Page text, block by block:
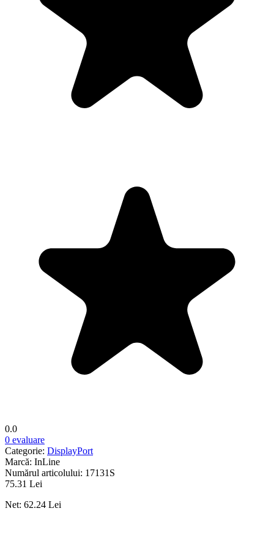
0.0
0 evaluare
Categorie: DisplayPort
Marcă: InLine
Numărul articolului: 17131S
75.31 Lei
Net: 62.24 Lei